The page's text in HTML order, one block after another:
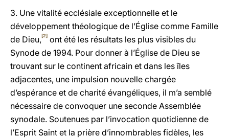
3. Une vitalité ecclésiale exceptionnelle et le
développement théologique de l’Église comme Famille
de Dieu,[2] ont été les résultats les plus visibles du
Synode de 1994. Pour donner à l’Église de Dieu se
trouvant sur le continent africain et dans les îles
adjacentes, une impulsion nouvelle chargée
d’espérance et de charité évangéliques, il m’a semblé
nécessaire de convoquer une seconde Assemblée
synodale. Soutenues par l’invocation quotidienne de
l’Esprit Saint et la prière d’innombrables fidèles, les